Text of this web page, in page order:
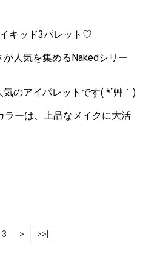
キッド3パレット♡
人気を集めるNakedシリー
のアイパレットです( *´艸｀)
ラーは、上品なメイクに大活
3 > >>|